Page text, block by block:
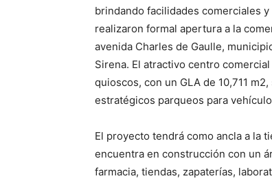
brindando facilidades comerciales
realizaron formal apertura a la
avenida Charles de Gaulle,
Sirena. El atractivo centro
quioscos, con un GLA de 10,711
estratégicos parqueos para
El proyecto tendrá como ancla a la
encuentra en construcción con un
farmacia, tiendas, zapaterías,